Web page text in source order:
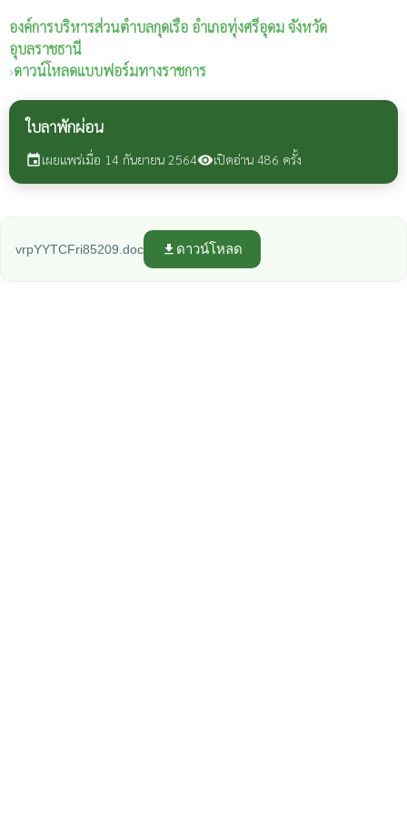
องค์การบริหารส่วนตำบลกุดเรือ อำเภอทุ่งศรีอุดม จังหวัด
อุบลราชธานี
›ดาวน์โหลดแบบฟอร์มทางราชการ
ใบลาพักผ่อน
eventเผยแพร่เมื่อ 14 กันยายน 2564visibilityเปิดอ่าน 486 ครั้ง
vrpYYTCFri85209.doc file_download ดาวน์โหลด